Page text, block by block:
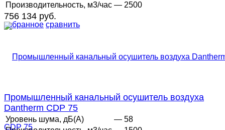
избранное сравнить
Производительность, м3/час — 2500
756 134 руб.
Промышленный канальный осушитель воздуха
Dantherm CDP 75
Уровень шума, дБ(А)
— 58